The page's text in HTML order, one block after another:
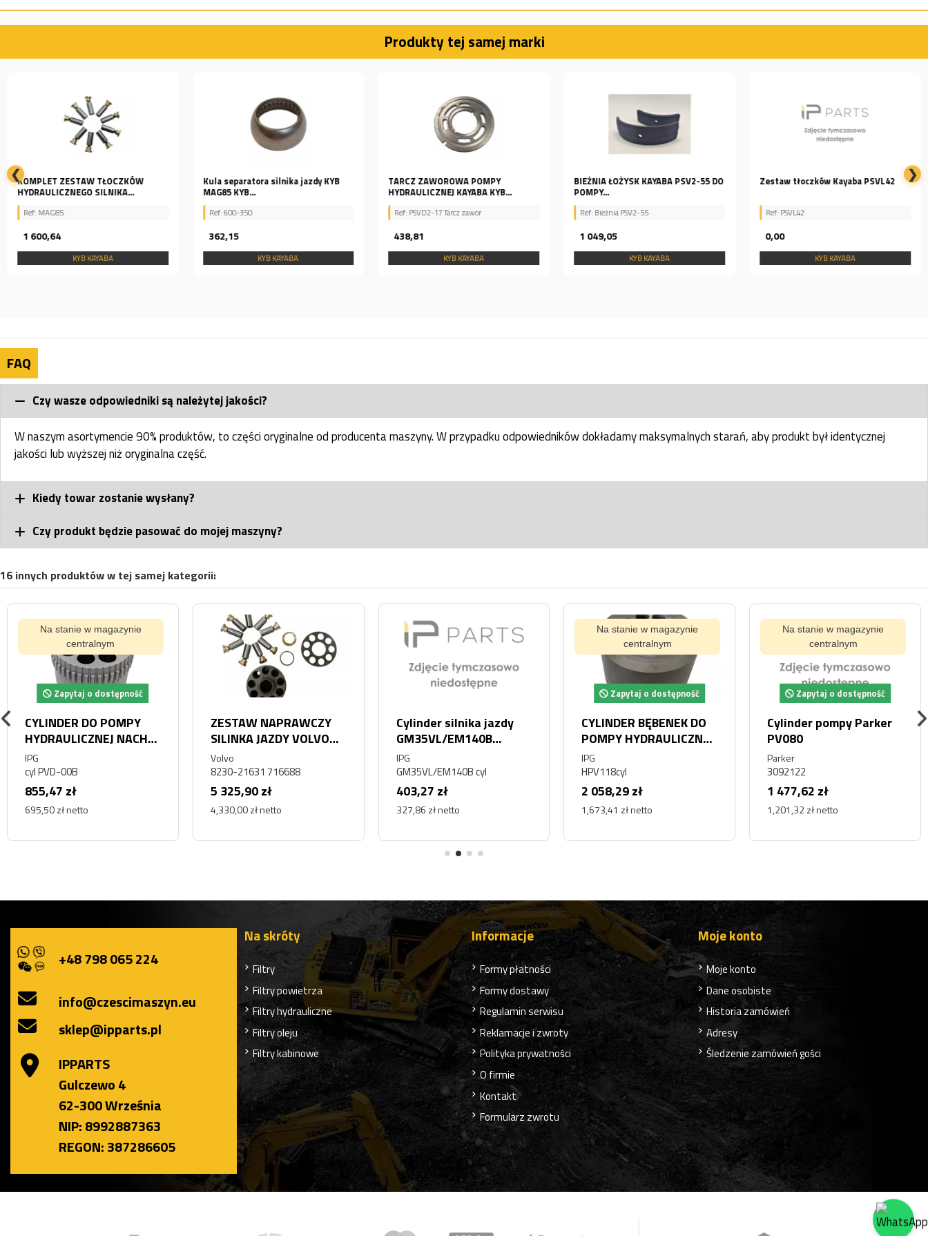
Produkty tej samej marki
KOMPLET ZESTAW TŁOCZKÓW
HYDRAULICZNEGO SILNIKA...
Ref: MAG85
1 600,64
KYB KAYABA
Kula separatora silnika jazdy KYB
MAG85 KYB...
Ref: 600-350
362,15
KYB KAYABA
TARCZ ZAWOROWA POMPY
HYDRAULICZNEJ KAYABA KYB...
Ref: PSVD2-17 Tarcz zawor
438,81
KYB KAYABA
BIEŻNIA ŁOŻYSK KAYABA PSV2-55 DO
POMPY...
Ref: Bieżnia PSV2-55
1 049,05
KYB KAYABA
Zestaw tłoczków Kayaba PSVL42
Ref: PSVL42
0,00
KYB KAYABA
❮ ❯
FAQ
Czy wasze odpowiedniki są należytej jakości?
W naszym asortymencie 90% produktów, to części oryginalne od producenta maszyny. W przypadku odpowiedników dokładamy maksymalnych starań, aby produkt był identycznej
jakości lub wyższej niż oryginalna część.
Kiedy towar zostanie wysłany?
Czy produkt będzie pasować do mojej maszyny?
16 innych produktów w tej samej kategorii:
Na stanie w magazynie
centralnym
Zapytaj o dostępność
CYLINDER DO POMPY
HYDRAULICZNEJ NACHI
PVD-00B 74X45
IPG
cyl PVD-00B
855,47 zł
695,50 zł netto
ZESTAW NAPRAWCZY
SILINKA JAZDY VOLVO
SA8230-21631 EC210
240 180 160 8230-
21631
Volvo
8230-21631 716688
5 325,90 zł
4,330,00 zł netto
Cylinder silnika jazdy
GM35VL/EM140B
S220LC-V,S225LC-
V,R2200LC-3,R1400LC-
7,R210LC-7,R2200LC-
7,EC210B
IPG
GM35VL/EM140B cyl
403,27 zł
327,86 zł netto
Na stanie w magazynie
centralnym
Zapytaj o dostępność
CYLINDER BĘBENEK DO
POMPY HYDRAULICZNEJ
HPV118 HITACHI
KOMATSU
IPG
HPV118cyl
2 058,29 zł
1,673,41 zł netto
Na stanie w magazynie
centralnym
Zapytaj o dostępność
Cylinder pompy Parker
PV080
Parker
3092122
1 477,62 zł
1,201,32 zł netto
+48 798 065 224
info@czescimaszyn.eu
sklep@ipparts.pl
IPPARTS
Gulczewo 4
62-300 Września
NIP: 8992887363
REGON: 387286605
Na skróty
Filtry
Filtry powietrza
Filtry hydrauliczne
Filtry oleju
Filtry kabinowe
Informacje
Formy płatności
Formy dostawy
Regulamin serwisu
Reklamacje i zwroty
Polityka prywatności
O firmie
Kontakt
Formularz zwrotu
Moje konto
Moje konto
Dane osobiste
Historia zamówień
Adresy
Śledzenie zamówień gości